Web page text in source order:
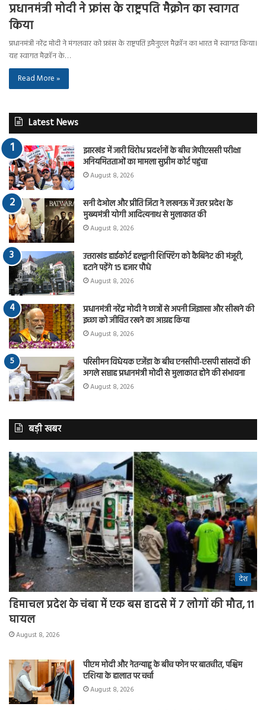
प्रधानमंत्री मोदी ने फ्रांस के राष्ट्रपति मैक्रोन का स्वागत
किया
प्रधानमंत्री नरेंद्र मोदी ने मंगलवार को फ्रांस के राष्ट्रपति इमैनुएल मैक्रॉन का भारत में स्वागत किया।
यह स्वागत मैक्रॉन के…
Read More »
Latest News
झारखंड में जारी विरोध प्रदर्शनों के बीच जेपीएससी परीक्षा
अनियमितताओं का मामला सुप्रीम कोर्ट पहुंचा
August 8, 2026
सनी देओल और प्रीति जिंटा ने लखनऊ में उत्तर प्रदेश के
मुख्यमंत्री योगी आदित्यनाथ से मुलाकात की
August 8, 2026
उत्तराखंड हाईकोर्ट हल्द्वानी शिफ्टिंग को कैबिनेट की मंजूरी,
हटाने पड़ेंगे 15 हजार पौधे
August 8, 2026
प्रधानमंत्री नरेंद्र मोदी ने छात्रों से अपनी जिज्ञासा और सीखने की
इच्छा को जीवित रखने का आग्रह किया
August 8, 2026
परिसीमन विधेयक एजेंडा के बीच एनसीपी-एसपी सांसदों की
अगले सप्ताह प्रधानमंत्री मोदी से मुलाकात होने की संभावना
August 8, 2026
बड़ी खबर
देश
हिमाचल प्रदेश के चंबा में एक बस हादसे में 7 लोगों की मौत, 11
घायल
August 8, 2026
पीएम मोदी और नेतन्याहू के बीच फोन पर बातचीत, पश्चिम
एशिया के हालात पर चर्चा
August 8, 2026